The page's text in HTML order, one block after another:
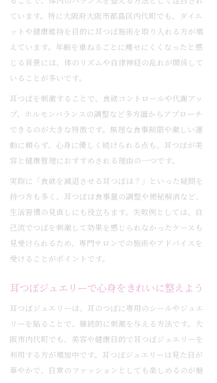
ています。特に大阪府大阪市都島区内代町でも、ダイエ
ットや健康維持を目的に耳つぼ施術を取り入れる方が増
えています。年齢を重ねるごとに痩せにくくなったと感
じる背景には、体のリズムや自律神経の乱れが関係して
いることが多いです。
耳つぼを刺激することで、食欲コントロールや代謝アッ
プ、ホルモンバランスの調整など多方面からアプローチ
できるのが大きな特徴です。無理な食事制限や激しい運
動に頼らず、心身に優しく続けられる点も、耳つぼが美
容と健康管理におすすめされる理由の一つです。
実際に「食欲を減退させる耳つぼは？」といった疑問を
持つ方も多く、耳つぼは食事量の調整や便秘解消など、
生活習慣の見直しにも役立ちます。失敗例としては、自
己流でつぼを刺激して効果を感じられなかったケースも
見受けられるため、専門サロンでの施術やアドバイスを
受けることがポイントです。
耳つぼジュエリーで心身をきれいに整えよう
耳つぼジュエリーは、耳のつぼに専用のシールやジュエ
リーを貼ることで、継続的に刺激を与える方法です。大
阪市内代町でも、美容や健康目的で耳つぼジュエリーを
利用する方が増加中です。耳つぼジュエリーは見た目が
華やかで、日常のファッションとしても楽しめるのが魅